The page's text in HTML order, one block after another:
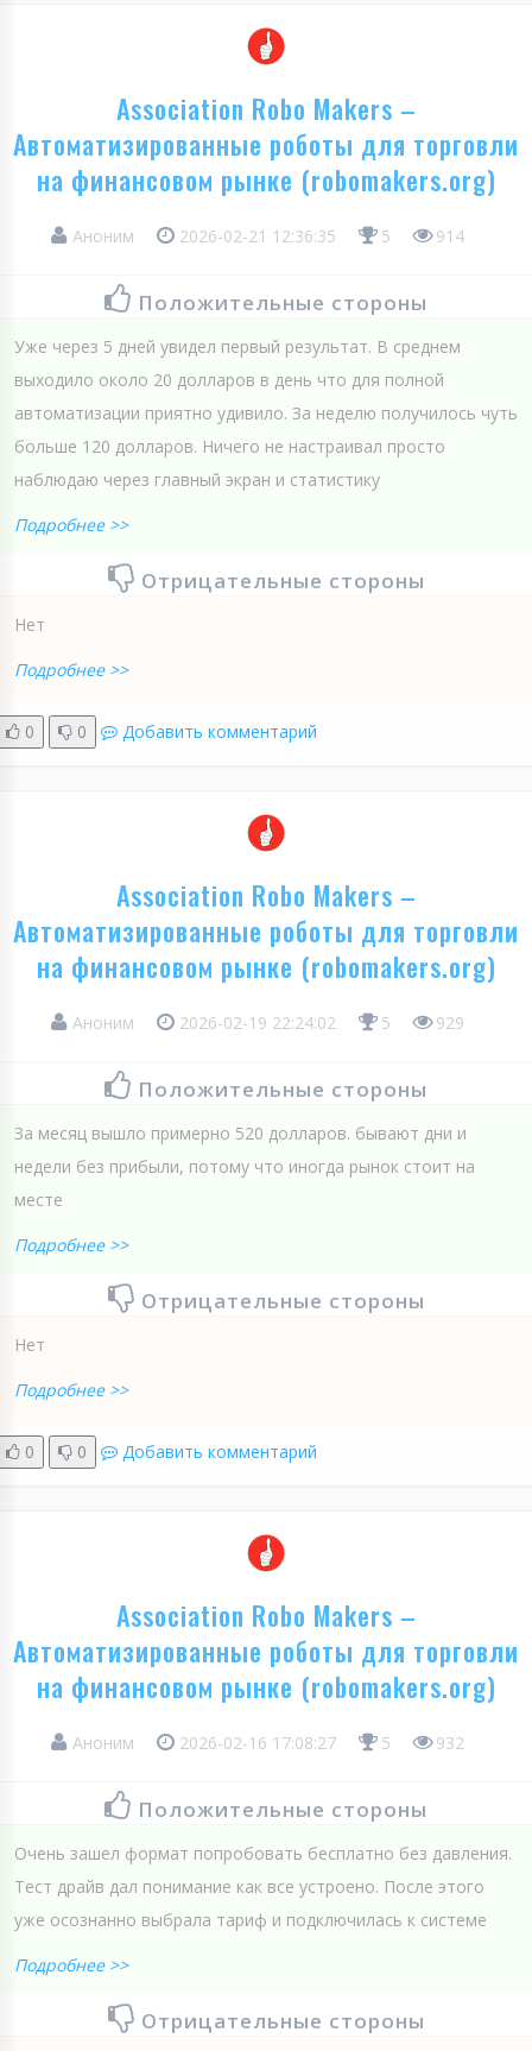
Association Robo Makers –
Автоматизированные роботы для торговли
на финансовом рынке (robomakers.org)
Аноним 2026-02-21 12:36:35 5 914
Положительные стороны
Уже через 5 дней увидел первый результат. В среднем
выходило около 20 долларов в день что для полной
автоматизации приятно удивило. За неделю получилось чуть
больше 120 долларов. Ничего не настраивал просто
наблюдаю через главный экран и статистику
Подробнее >>
Отрицательные стороны
Нет
Подробнее >>
0 0 Добавить комментарий
Association Robo Makers –
Автоматизированные роботы для торговли
на финансовом рынке (robomakers.org)
Аноним 2026-02-19 22:24:02 5 929
Положительные стороны
За месяц вышло примерно 520 долларов. бывают дни и
недели без прибыли, потому что иногда рынок стоит на
месте
Подробнее >>
Отрицательные стороны
Нет
Подробнее >>
0 0 Добавить комментарий
Association Robo Makers –
Автоматизированные роботы для торговли
на финансовом рынке (robomakers.org)
Аноним 2026-02-16 17:08:27 5 932
Положительные стороны
Очень зашел формат попробовать бесплатно без давления.
Тест драйв дал понимание как все устроено. После этого
уже осознанно выбрала тариф и подключилась к системе
Подробнее >>
Отрицательные стороны